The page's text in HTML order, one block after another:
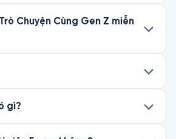
Chuyện Cùng Gen Z miễn
gì?